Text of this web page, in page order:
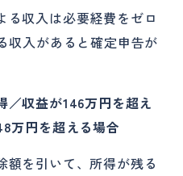
る収入は必要経費をゼロ
収入があると確定申告が
／収益が146万円を超え
万円を超える場合
額を引いて、所得が残る